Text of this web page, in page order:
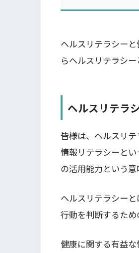
ヘルスリテラシー
らヘルスリテラシ
ヘルスリテラ
皆様は、ヘルスリ
情報リテラシーと
の活用能力という意
ヘルスリテラシー
行動を判断するため
健康に関する有益